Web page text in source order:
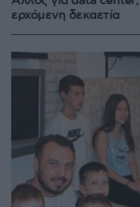
ερχόμενη δεκαετία